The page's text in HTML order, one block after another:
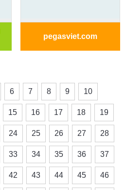
pegasviet.com
6 7 8 9 10
15 16 17 18 19
24 25 26 27 28
33 34 35 36 37
42 43 44 45 46